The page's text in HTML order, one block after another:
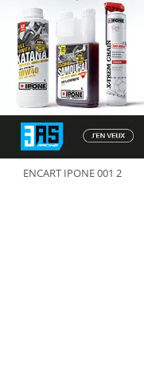
ENCART IPONE 001 2